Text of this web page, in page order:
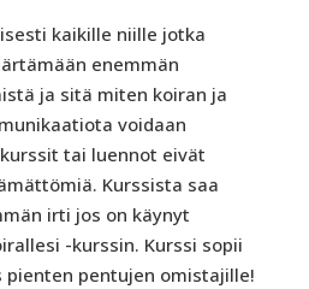
kaikille niille jotka
enemmän
ja sitä miten koiran ja
voidaan
tai luennot eivät
Kurssista saa
irti jos on käynyt
-kurssin. Kurssi sopii
pienten pentujen omistajille!